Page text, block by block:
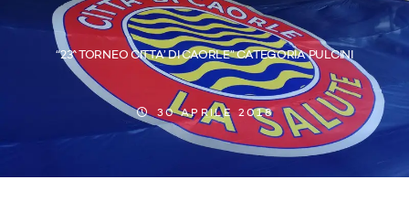
“23^ TORNEO CITTA’ DI CAORLE” CATEGORIA PULCINI
30 APRILE 2018